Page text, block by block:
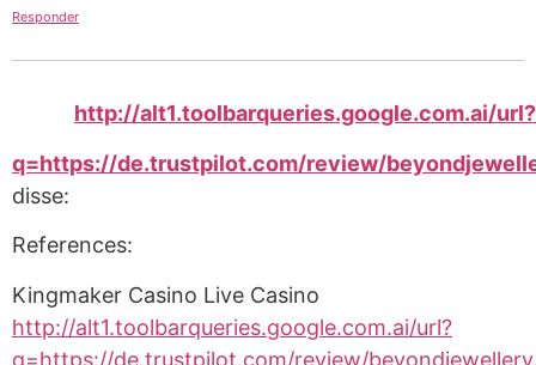
Responder
http://alt1.toolbarqueries.google.com.ai/url?
q=https://de.trustpilot.com/review/
disse:
References:
Kingmaker Casino Live Casino
http://alt1.toolbarqueries.google.com.ai/url?
q=https://de.trustpilot.com/review/